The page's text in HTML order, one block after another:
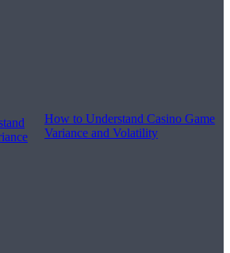
How to Understand Casino Game
Variance and Volatility